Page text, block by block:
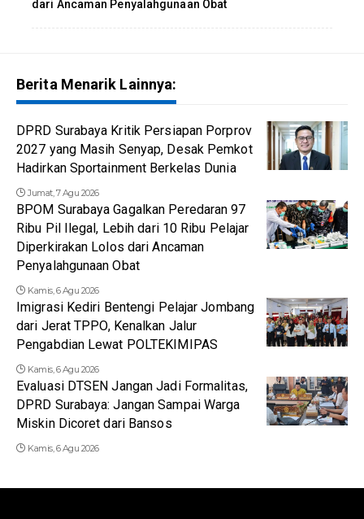
dari Ancaman Penyalahgunaan Obat
Berita Menarik Lainnya:
DPRD Surabaya Kritik Persiapan Porprov
2027 yang Masih Senyap, Desak Pemkot
Hadirkan Sportainment Berkelas Dunia
Jumat, 7 Agu 2026
BPOM Surabaya Gagalkan Peredaran 97
Ribu Pil Ilegal, Lebih dari 10 Ribu Pelajar
Diperkirakan Lolos dari Ancaman
Penyalahgunaan Obat
Kamis, 6 Agu 2026
Imigrasi Kediri Bentengi Pelajar Jombang
dari Jerat TPPO, Kenalkan Jalur
Pengabdian Lewat POLTEKIMIPAS
Kamis, 6 Agu 2026
Evaluasi DTSEN Jangan Jadi Formalitas,
DPRD Surabaya: Jangan Sampai Warga
Miskin Dicoret dari Bansos
Kamis, 6 Agu 2026